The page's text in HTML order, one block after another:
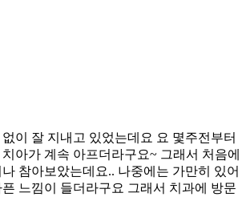
이 잘 지내고 있었는데요 요 몇주전부터
아가 계속 아프더라구요~ 그래서 처음에
참아보았는데요.. 나중에는 가만히 있어
느낌이 들더라구요 그래서 치과에 방문